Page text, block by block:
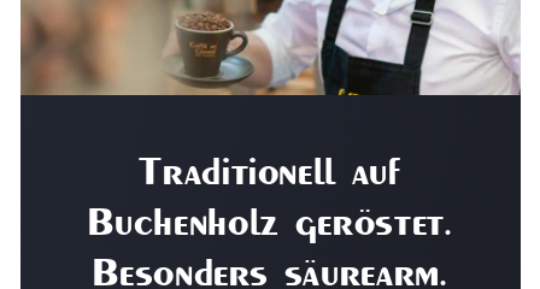
Kaffee mit Charakter.
Handgemacht.